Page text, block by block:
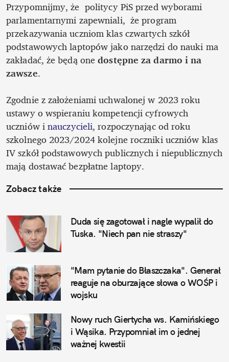
Przypomnijmy, że  politycy PiS przed wyborami
parlamentarnymi zapewniali,  że program
przekazywania uczniom klas czwartych szkół
podstawowych laptopów jako narzędzi do nauki ma
zakładać, że będą one dostępne za darmo i na
zawsze.
Zgodnie z założeniami uchwalonej w 2023 roku
ustawy o wspieraniu kompetencji cyfrowych
uczniów i nauczycieli, rozpoczynając od roku
szkolnego 2023/2024 kolejne roczniki uczniów klas
IV szkół podstawowych publicznych i niepublicznych
mają dostawać bezpłatne laptopy.
Zobacz także
Duda się zagotował i nagle wypalił do
Tuska. "Niech pan nie straszy"
"Mam pytanie do Błaszczaka". Generał
reaguje na oburzające słowa o WOŚP i
wojsku
Nowy ruch Giertycha ws. Kamińskiego
i Wąsika. Przypomniał im o jednej
ważnej kwestii